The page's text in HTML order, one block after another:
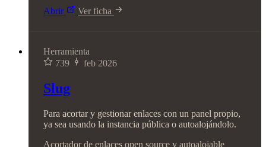
Abrir Ver ficha
Herramienta
739
feb 2026
Slug
Para acortar y gestionar enlaces con un panel propio,
ya sea usando la instancia pública o autoalojándolo.
Acortador de enlaces open source y autoalojable